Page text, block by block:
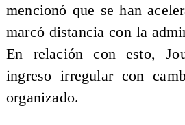
mencionó que se han
marcó distancia con la
En relación con esto,
ingreso irregular con
organizado.